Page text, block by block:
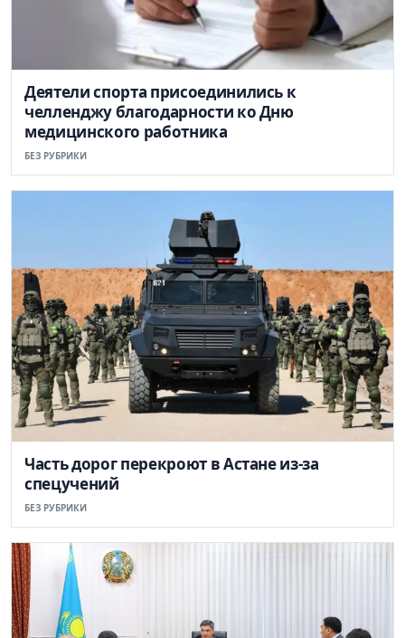
Деятели спорта присоединились к
челленджу благодарности ко Дню
медицинского работника
БЕЗ РУБРИКИ
Часть дорог перекроют в Астане из-за
спецучений
БЕЗ РУБРИКИ